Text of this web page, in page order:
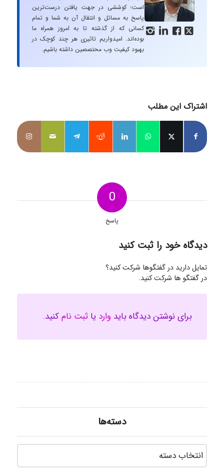
   
است؛ کوششی در جهت یافتن درست‌ترین
پاسخ به مسائل و انتقال آن به شما و تمام
کسانی که از گذشته تا به امروز همراه ما
بوده‌اند. امیدواریم تاثیری هر چند کوچک در
بهبود کیفیت وب محتصصین داشته باشیم.
اشتراک این مطلب
0
پاسخ
دیدگاه خود را ثبت کنید
تمایل دارید در گفتگوها شرکت کنید؟
در گفتگو ها شرکت کنید.
برای نوشتن دیدگاه باید وارد یا ثبت نامکنید.
دسته‌ها